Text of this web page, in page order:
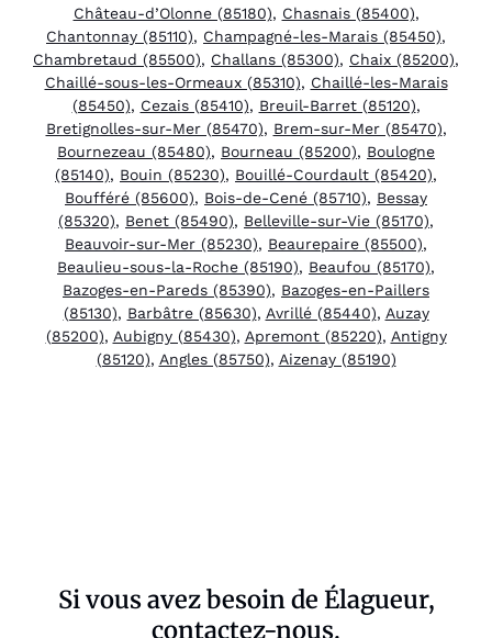
Château-d’Olonne (85180), Chasnais (85400),
Chantonnay (85110), Champagné-les-Marais (85450),
Chambretaud (85500), Challans (85300), Chaix (85200),
Chaillé-sous-les-Ormeaux (85310), Chaillé-les-Marais
(85450), Cezais (85410), Breuil-Barret (85120),
Bretignolles-sur-Mer (85470), Brem-sur-Mer (85470),
Bournezeau (85480), Bourneau (85200), Boulogne
(85140), Bouin (85230), Bouillé-Courdault (85420),
Boufféré (85600), Bois-de-Cené (85710), Bessay
(85320), Benet (85490), Belleville-sur-Vie (85170),
Beauvoir-sur-Mer (85230), Beaurepaire (85500),
Beaulieu-sous-la-Roche (85190), Beaufou (85170),
Bazoges-en-Pareds (85390), Bazoges-en-Paillers
(85130), Barbâtre (85630), Avrillé (85440), Auzay
(85200), Aubigny (85430), Apremont (85220), Antigny
(85120), Angles (85750), Aizenay (85190)
Si vous avez besoin de Élagueur,
contactez-nous.